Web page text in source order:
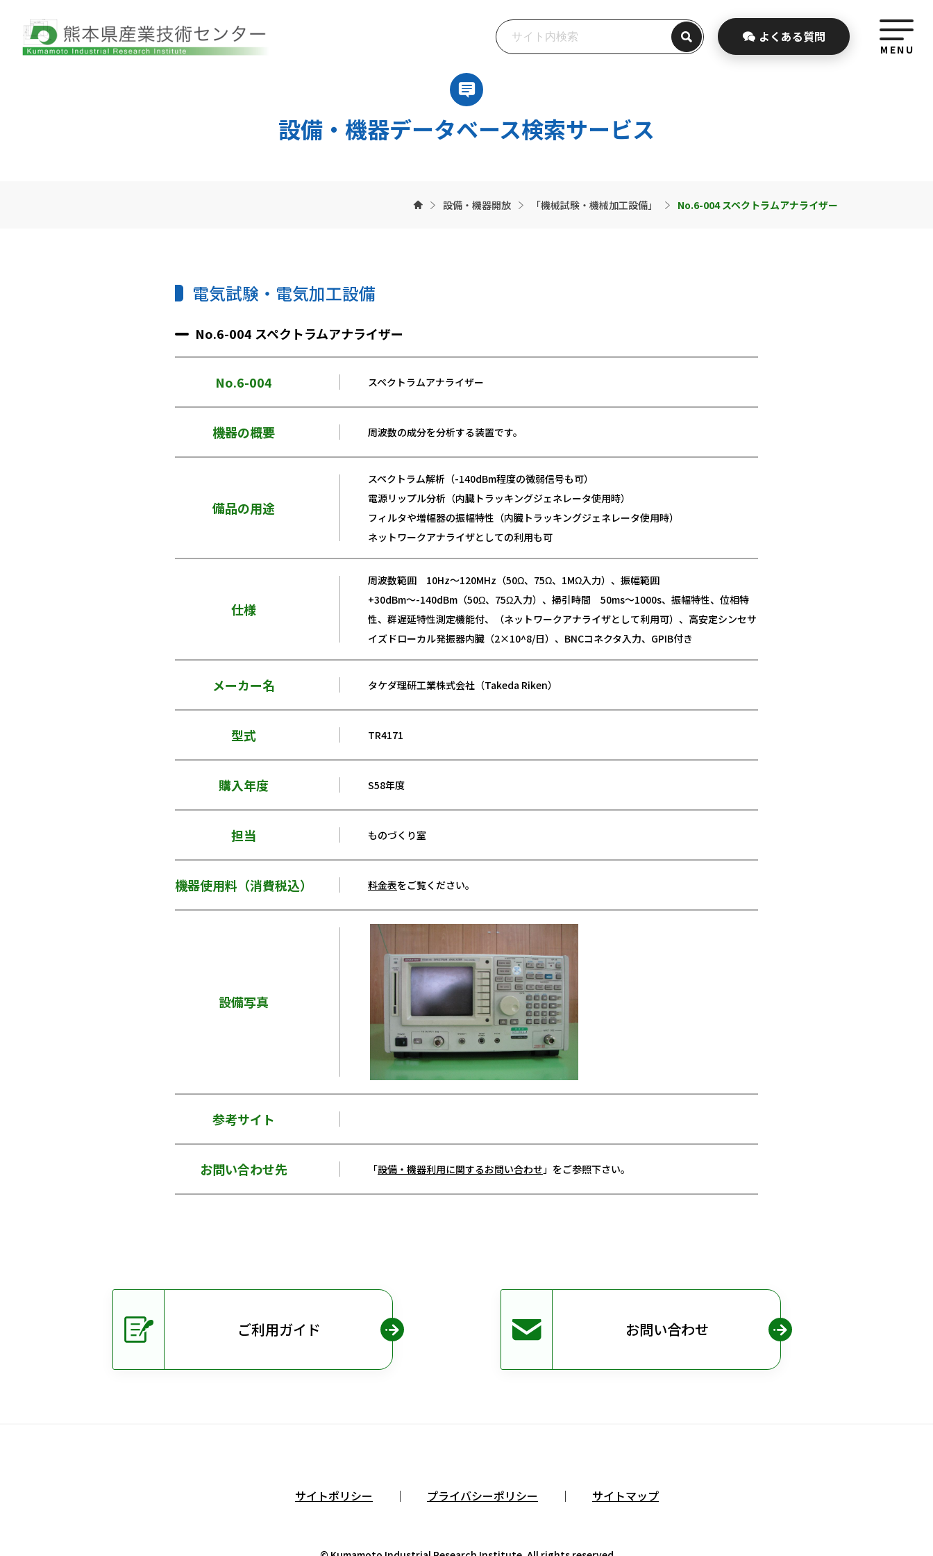
よくある質問
MENU
設備・機器データベース検索サービス
設備・機器開放 「機械試験・機械加工設備」 No.6-004 スペクトラムアナライザー
電気試験・電気加工設備
No.6-004 スペクトラムアナライザー
No.6-004 スペクトラムアナライザー
機器の概要 周波数の成分を分析する装置です。
備品の用途
スペクトラム解析（-140dBm程度の微弱信号も可）
電源リップル分析（内臓トラッキングジェネレータ使用時）
フィルタや増幅器の振幅特性（内臓トラッキングジェネレータ使用時）
ネットワークアナライザとしての利用も可
仕様
周波数範囲 10Hz〜120MHz（50Ω、75Ω、1MΩ入力）、振幅範囲
+30dBm〜-140dBm（50Ω、75Ω入力）、掃引時間 50ms〜1000s、振幅特性、位相特
性、群遅延特性測定機能付、（ネットワークアナライザとして利用可）、高安定シンセサ
イズドローカル発振器内臓（2×10^8/日）、BNCコネクタ入力、GPIB付き
メーカー名 タケダ理研工業株式会社（Takeda Riken）
型式 TR4171
購入年度 S58年度
担当 ものづくり室
機器使用料（消費税込） 料金表をご覧ください。
設備写真
参考サイト
お問い合わせ先 「設備・機器利用に関するお問い合わせ」をご参照下さい。
ご利用ガイド お問い合わせ
サイトポリシー プライバシーポリシー サイトマップ